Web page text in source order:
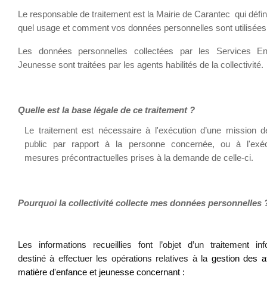
Le responsable de traitement est la Mairie de Carantec qui
quel usage et comment vos données personnelles sont
Les données personnelles collectées par les Services
Jeunesse sont traitées par les agents habilités de la collectivité.
Quelle est la base légale de ce traitement ?
Le traitement est nécessaire à l'exécution d’une mission
public par rapport à la personne concernée, ou à
mesures précontractuelles prises à la demande de celle-ci.
Pourquoi la collectivité collecte mes données personnelles
Les informations recueillies font l’objet d’un traitement
destiné à effectuer les opérations relatives à la gestion des
matière d'enfance et jeunesse concernant :